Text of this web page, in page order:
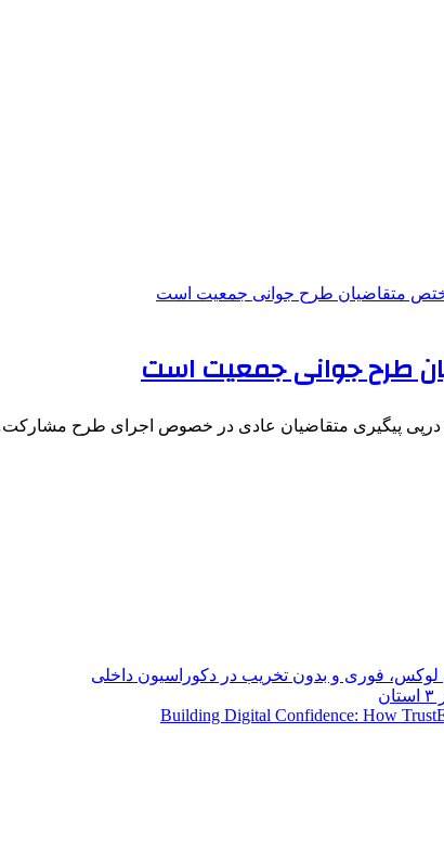
طرح جوانی جمعیت است
درپی پیگیری متقاضیان عادی در خصوص اجرای طرح
لوکس، فوری و بدون تخریب در دکوراسیون داخلی
Building Digital Confidence: How